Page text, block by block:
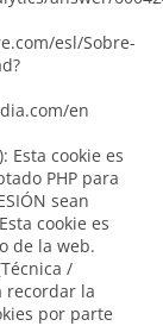
esl/Sobre-
en
Esta cookie es
PHP para
sean
cookie es
de la web.
/
recordar la
por parte